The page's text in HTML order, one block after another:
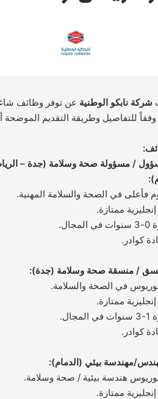
شركة نابكو الوطنية عن توفر وظائف
للتفاصيل وطريقة التقديم الموضحة
/ مسؤولة صحة وسلامة (جدة –
فأعلى في الصحة والسلامة المهنية.
ممتازة.
كوادر.
في الصحة والسلامة.
ممتازة.
كوادر.
هندسة بيئية / صحة وسلامة.
ممتازة.